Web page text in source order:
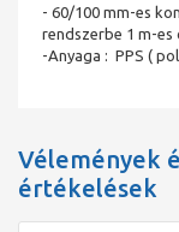
- 60/100 mm-es
rendszerbe 1 m-es
-Anyaga : PPS (
Vélemények
értékelések